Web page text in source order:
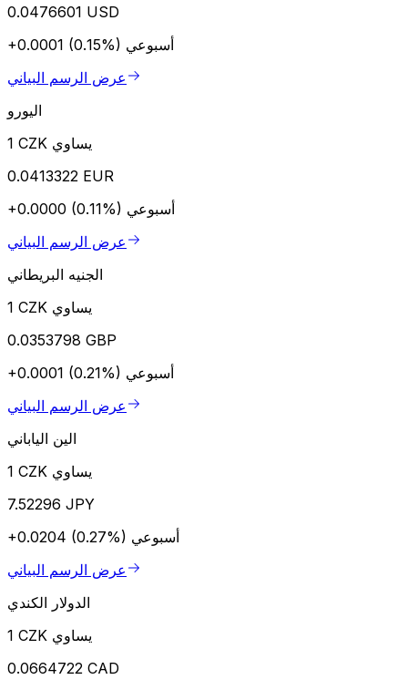
0.0476601 USD
+0.0001 (0.15%) أسبوعي
عرض الرسم البياني
اليورو
1 CZK يساوي
0.0413322 EUR
+0.0000 (0.11%) أسبوعي
عرض الرسم البياني
الجنيه البريطاني
1 CZK يساوي
0.0353798 GBP
+0.0001 (0.21%) أسبوعي
عرض الرسم البياني
الين الياباني
1 CZK يساوي
7.52296 JPY
+0.0204 (0.27%) أسبوعي
عرض الرسم البياني
الدولار الكندي
1 CZK يساوي
0.0664722 CAD